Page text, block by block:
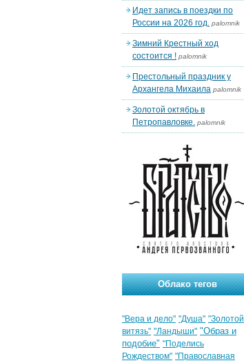
Идет запись в поездки по
России на 2026 год. palomnik
Зимний Крестный ход
состоится ! palomnik
Престольный праздник у
Архангела Михаила palomnik
Золотой октябрь в
Петропавловке. palomnik
Облако тегов
"Вера и дело" "Душа" "Золотой
витязь" "Ландыши" "Образ и
подобие" "Поделись
Рождеством" "Православная